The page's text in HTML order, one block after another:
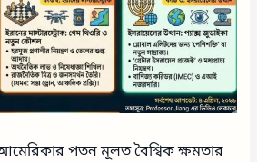
পতন মূলত বৈশ্বিক ক্ষমতার